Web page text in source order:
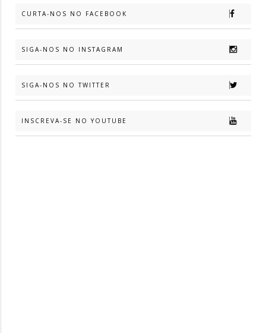
CURTA-NOS NO FACEBOOK
SIGA-NOS NO INSTAGRAM
SIGA-NOS NO TWITTER
INSCREVA-SE NO YOUTUBE